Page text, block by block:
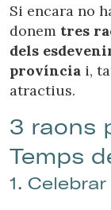
Si encara no
donem tres
dels
província i,
atractius.
3 raons
Temps
1.